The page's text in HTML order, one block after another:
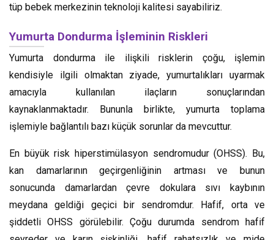
tüp bebek merkezinin teknoloji kalitesi sayabiliriz.
Yumurta Dondurma İşleminin Riskleri
Yumurta dondurma ile ilişkili risklerin çoğu, işlemin
kendisiyle ilgili olmaktan ziyade, yumurtalıkları uyarmak
amacıyla kullanılan ilaçların sonuçlarından
kaynaklanmaktadır. Bununla birlikte, yumurta toplama
işlemiyle bağlantılı bazı küçük sorunlar da mevcuttur.
En büyük risk hiperstimülasyon sendromudur (OHSS). Bu,
kan damarlarının geçirgenliğinin artması ve bunun
sonucunda damarlardan çevre dokulara sıvı kaybının
meydana geldiği geçici bir sendromdur. Hafif, orta ve
şiddetli OHSS görülebilir. Çoğu durumda sendrom hafif